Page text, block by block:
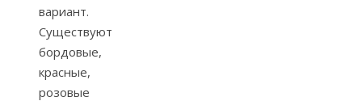
вариант.
Существуют
бордовые,
красные,
розовые